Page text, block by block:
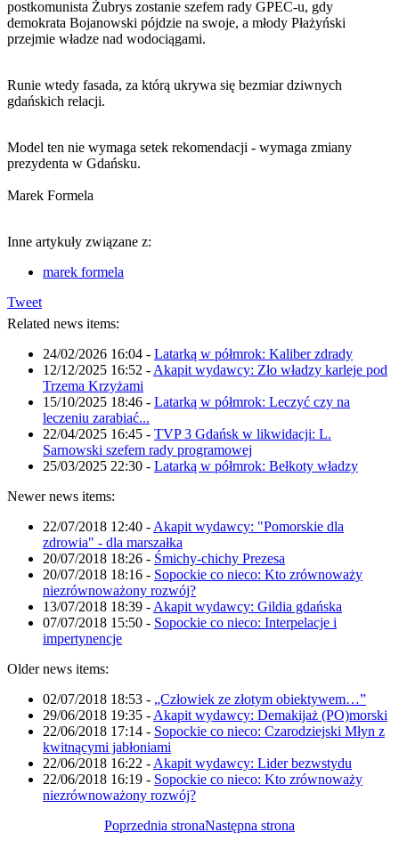
postkomunista Żubrys zostanie szefem rady GPEC-u, gdy
demokrata Bojanowski pójdzie na swoje, a młody Płażyński
przejmie władze nad wodociągami.
Runie wtedy fasada, za którą ukrywa się bezmiar dziwnych
gdańskich relacji.
Model ten nie wymaga setek rekomendacji - wymaga zmiany
prezydenta w Gdańsku.
Marek Formela
Inne artykuły związane z:
marek formela
Tweet
Related news items:
24/02/2026 16:04 - Latarką w półmrok: Kaliber zdrady
12/12/2025 16:52 - Akapit wydawcy: Zło władzy karleje pod
Trzema Krzyżami
15/10/2025 18:46 - Latarką w półmrok: Leczyć czy na
leczeniu zarabiać...
22/04/2025 16:45 - TVP 3 Gdańsk w likwidacji: L.
Sarnowski szefem rady programowej
25/03/2025 22:30 - Latarką w półmrok: Bełkoty władzy
Newer news items:
22/07/2018 12:40 - Akapit wydawcy: "Pomorskie dla
zdrowia" - dla marszałka
20/07/2018 18:26 - Śmichy-chichy Prezesa
20/07/2018 18:16 - Sopockie co nieco: Kto zrównoważy
niezrównoważony rozwój?
13/07/2018 18:39 - Akapit wydawcy: Gildia gdańska
07/07/2018 15:50 - Sopockie co nieco: Interpelacje i
impertynencje
Older news items:
02/07/2018 18:53 - „Człowiek ze złotym obiektywem…”
29/06/2018 19:35 - Akapit wydawcy: Demakijaż (PO)morski
22/06/2018 17:14 - Sopockie co nieco: Czarodziejski Młyn z
kwitnącymi jabłoniami
22/06/2018 16:22 - Akapit wydawcy: Lider bezwstydu
22/06/2018 16:19 - Sopockie co nieco: Kto zrównoważy
niezrównoważony rozwój?
Poprzednia stronaNastępna strona